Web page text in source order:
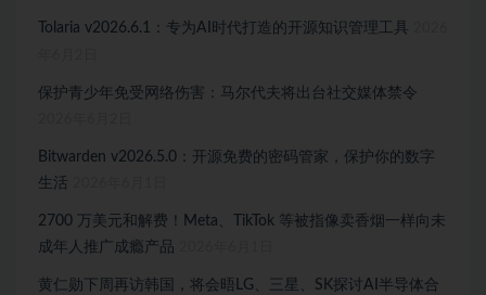
Tolaria v2026.6.1：专为AI时代打造的开源知识管理工具
保护青少年免受网络伤害：马尔代夫将出台社交媒体禁令
Bitwarden v2026.5.0：开源免费的密码管家，保护你的数字
生活
2700 万美元和解费！Meta、TikTok 等被指像卖香烟一样向未
成年人推广成瘾产品
黄仁勋下周再访韩国，将会晤LG、三星、SK探讨AI半导体合